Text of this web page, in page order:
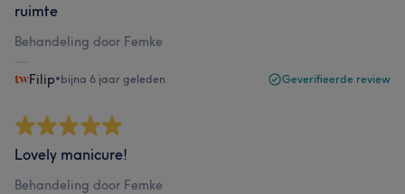
ruimte
Behandeling door Femke
Filip•bijna 6 jaar geleden Geverifieerde review
Lovely manicure!
Behandeling door Femke